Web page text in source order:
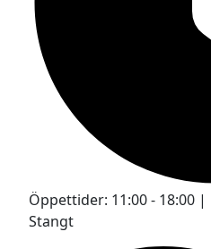
Öppettider: 11:00 - 18:00 |
Stangt